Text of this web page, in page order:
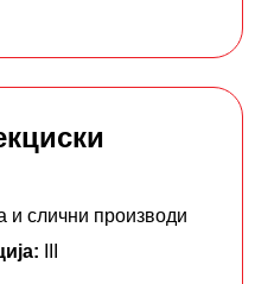
и слични производи